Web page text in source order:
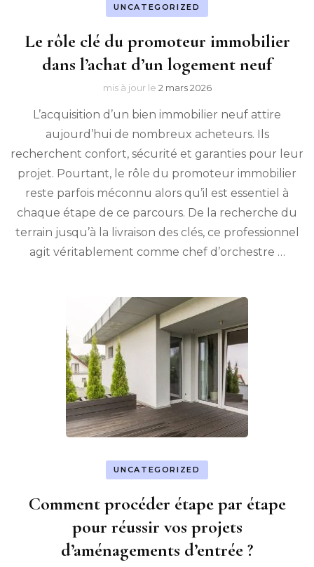
UNCATEGORIZED
Le rôle clé du promoteur immobilier
dans l’achat d’un logement neuf
mis à jour le 2 mars 2026
L’acquisition d’un bien immobilier neuf attire
aujourd’hui de nombreux acheteurs. Ils
recherchent confort, sécurité et garanties pour leur
projet. Pourtant, le rôle du promoteur immobilier
reste parfois méconnu alors qu’il est essentiel à
chaque étape de ce parcours. De la recherche du
terrain jusqu’à la livraison des clés, ce professionnel
agit véritablement comme chef d’orchestre …
UNCATEGORIZED
Comment procéder étape par étape
pour réussir vos projets
d’aménagements d’entrée ?